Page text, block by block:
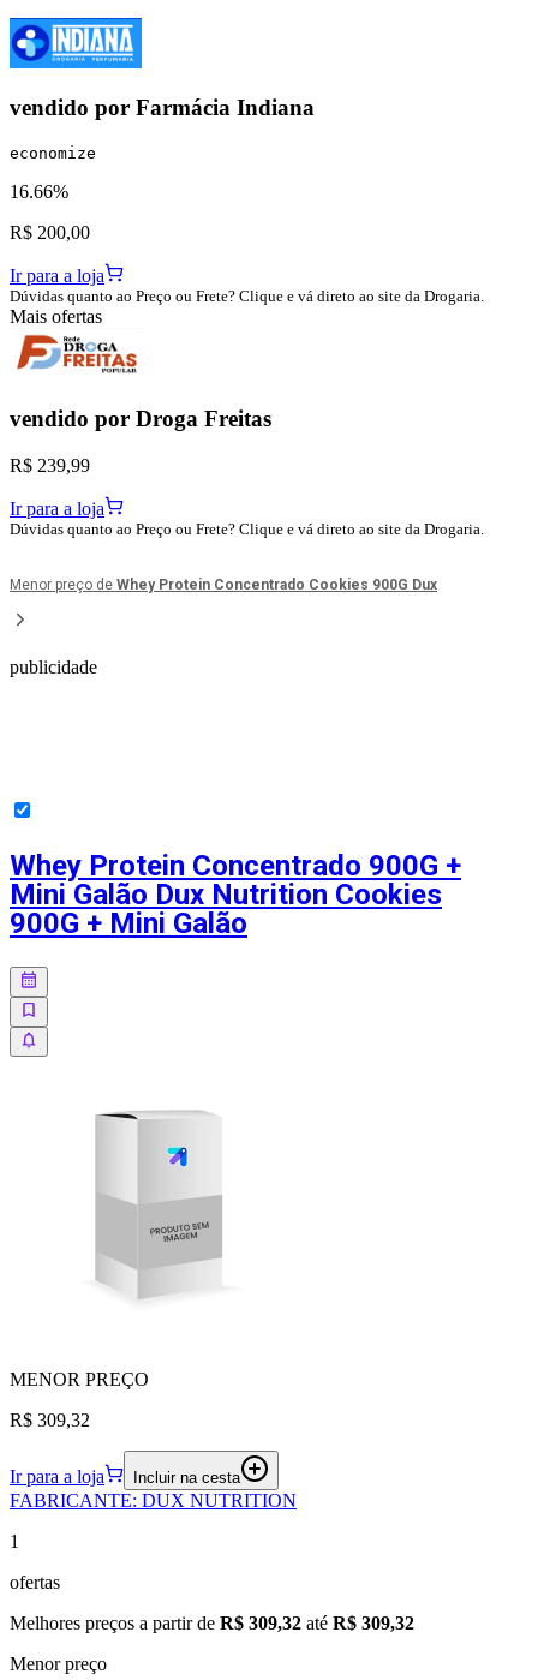
vendido por Farmácia Indiana
economize
16.66%
R$ 200,00
Ir para a loja
Dúvidas quanto ao Preço ou Frete? Clique e vá direto ao site da Drogaria.
Mais ofertas
vendido por Droga Freitas
R$ 239,99
Ir para a loja
Dúvidas quanto ao Preço ou Frete? Clique e vá direto ao site da Drogaria.
Menor preço de Whey Protein Concentrado Cookies 900G Dux
publicidade
Whey Protein Concentrado 900G +
Mini Galão Dux Nutrition Cookies
900G + Mini Galão
MENOR PREÇO
R$ 309,32
Ir para a loja Incluir na cesta
FABRICANTE: DUX NUTRITION
1
ofertas
Melhores preços a partir de R$ 309,32 até R$ 309,32
Menor preço